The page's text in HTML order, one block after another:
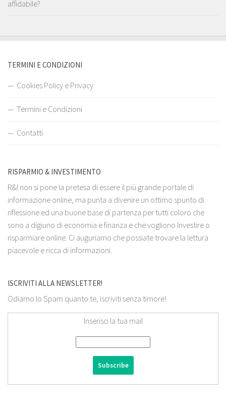
affidabile?
TERMINI E CONDIZIONI
Cookies Policy e Privacy
Termini e Condizioni
Contatti
RISPARMIO & INVESTIMENTO
R&I non si pone la pretesa di essere il più grande portale di
informazione online, ma punta a divenire un ottimo spunto di
riflessione ed una buone base di partenza per tutti coloro che
sono a digiuno di economia e finanza e che vogliono Investire o
risparmiare online. Ci auguriamo che possiate trovare la lettura
piacevole e ricca di informazioni.
ISCRIVITI ALLA NEWSLETTER!
Odiamo lo Spam quanto te, iscriviti senza timore!
Inserisci la tua mail